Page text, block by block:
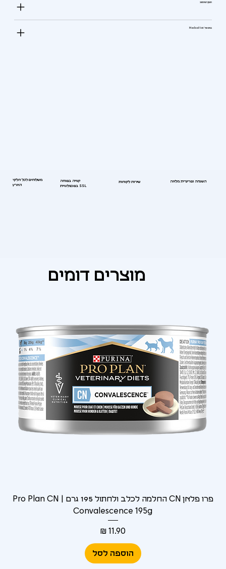
אופן השימוש:
טיפ של Medical Vet
משלוחים לכל חלקי
הארץ
קנייה בטוחה
בטכנולוגיית SSL
שירות לקוחות השגחה וטרינרית מלאה
מוצרים דומים
פרו פלאן CN החלמה לכלב ולחתול 195 גרם | Pro Plan CN
Convalescence 195g
מחיר‏11.90 ‏₪
הוספה לסל